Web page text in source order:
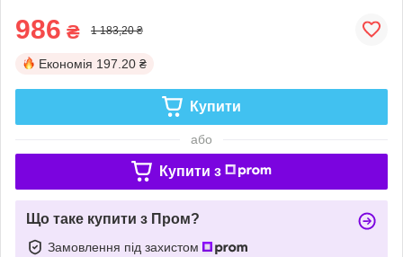
986 ₴ 1 183,20 ₴
Економія 197.20 ₴
Купити
або
Купити з
Що таке купити з Пром?
Замовлення під захистом